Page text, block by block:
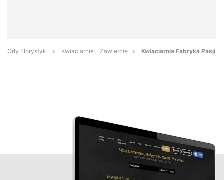
Orły Florystyki Kwiaciarnie - Zawiercie Kwiaciarnia Fabryka Pasji